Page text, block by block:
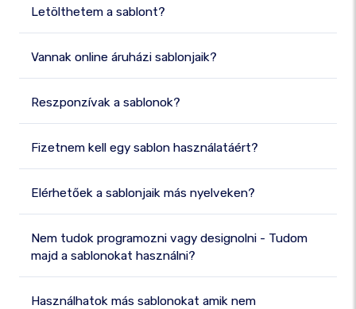
Letölthetem a sablont?
Vannak online áruházi sablonjaik?
Reszponzívak a sablonok?
Fizetnem kell egy sablon használatáért?
Elérhetőek a sablonjaik más nyelveken?
Nem tudok programozni vagy designolni - Tudom
majd a sablonokat használni?
Használhatok más sablonokat amik nem